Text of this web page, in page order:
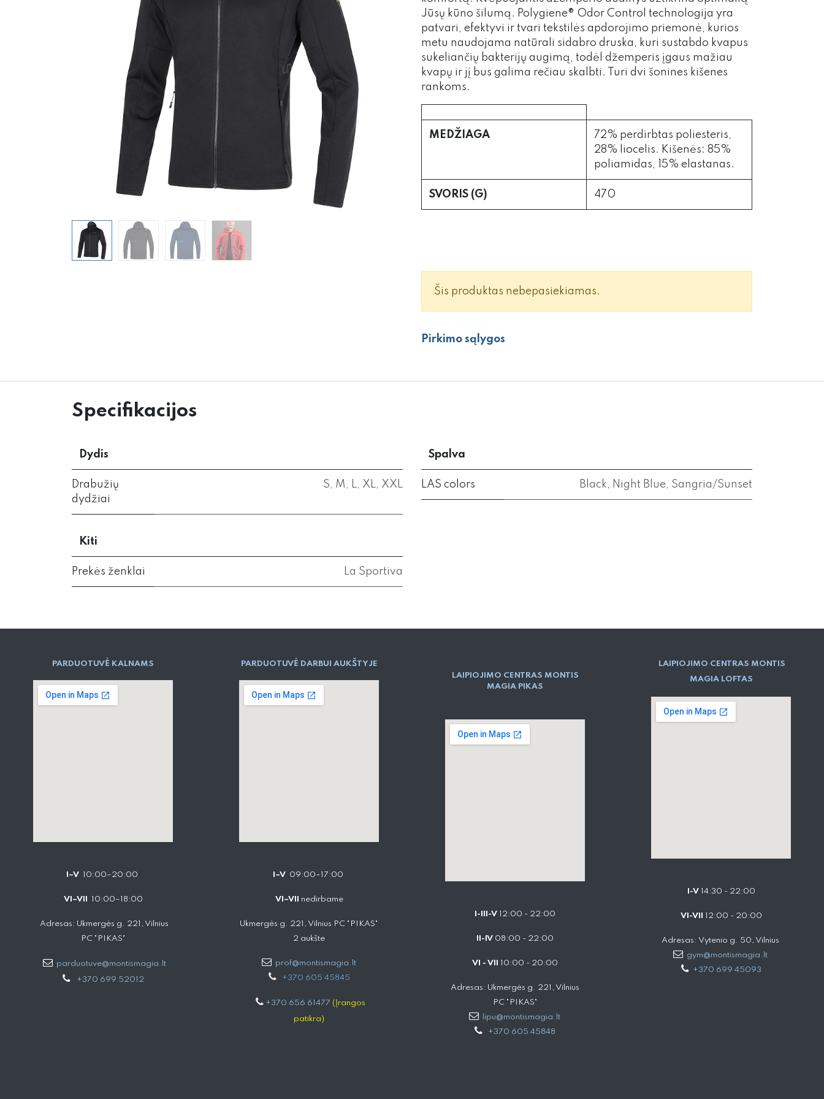
Jūsų kūno šilumą. Polygiene® Odor Control technologija yra
patvari, efektyvi ir tvari tekstilės apdorojimo priemonė, kurios
metu naudojama natūrali sidabro druska, kuri sustabdo kvapus
sukeliančių bakterijų augimą, todėl džemperis įgaus mažiau
kvapų ir jį bus galima rečiau skalbti. Turi dvi šonines kišenes
rankoms.
MEDŽIAGA
72% perdirbtas poliesteris,
28% liocelis. Kišenės: 85%
poliamidas, 15% elastanas.
SVORIS (G) 470
Šis produktas nebepasiekiamas.
Pirkimo sąlygos
Specifikacijos
Dydis
Drabužių
dydžiai
S, M , L, XL, XXL
Spalva
LAS colors Black, Night Blue, Sangria/Sunset
Kiti
Prekės ženklai La Sportiva
PARD​UOTUVĖ​ KALNAMS
I–V 10:00–20:00
VI–VII 10:00–18:00
Adresas: Ukmergės g. 221, Vilnius
PC "PIKAS"
parduotuve@montismagia.lt
+370 699 52012
PARDUOTUVĖ DARBUI AUKŠTYJE
I–V 09:00–17:00
VI–VII nedirbame
Ukmergės g. 221, Vilnius PC "PIKAS"
2 aukšte
prof@montismagia.lt
+370 605 4584​5
+370 656 61477 (Įrangos
patikra)
LAIPIOJIMO CENTRAS MONTIS
MAGIA PIKAS
I-III-V 12:00 - 22:00
II-IV 08:00 - 22:00
VI - VII 10:00 - 20:00
Adresas: Ukmergės g. 221, Vilnius
PC "PIKAS"
lipu@montismagia.lt
+370 605 45848
LAIPIOJIMO CENTRAS MONTIS
MAGIA LOFTAS
I-V14:30 - 22:00
VI-VII 12:00 - 20:00
Adresas: Vytenio g. 50, Vilnius
gym@montismagia.lt
+370 699 45093